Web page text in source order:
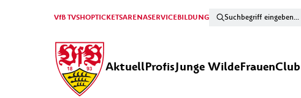
VfB TVSHOPTICKETSARENASERVICEBILDUNG
AktuellProfisJunge WildeFrauenClub